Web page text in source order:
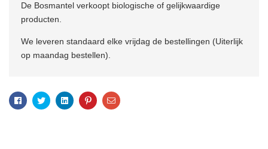
De Bosmantel verkoopt biologische of gelijkwaardige
producten.
We leveren standaard elke vrijdag de bestellingen (Uiterlijk
op maandag bestellen).
Facebook
TwitterLinkedinPinterestEmail